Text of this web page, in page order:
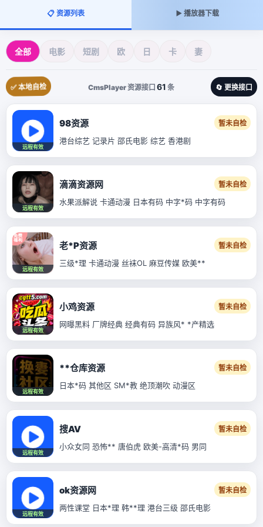
📋 资源列表 ▶️ 播放器下载
全部 电影 短剧 欧 日 卡 妻
✅ 本地自检 CmsPlayer 资源接口 61 条 🔄 更换接口
远程有效
98资源 暂未自检
港台综艺 记录片 邵氏电影 综艺 香港剧
远程有效
滴滴资源网 暂未自检
水果派解说 卡通动漫 日本有码 中字*码 中字有码
远程有效
老*P资源 暂未自检
三级*理 卡通动漫 丝袜OL 麻豆传媒 欧美**
远程有效
小鸡资源 暂未自检
网曝黑料 厂牌经典 经典有码 异族风* *产精选
远程有效
**仓库资源 暂未自检
日本*码 其他区 SM*教 绝顶潮吹 动漫区
远程有效
搜AV 暂未自检
小众女同 恐怖** 唐伯虎 欧美-高清*码 男同
远程有效
ok资源网 暂未自检
两性课堂 日本*理 韩**理 港台三级 邵氏电影